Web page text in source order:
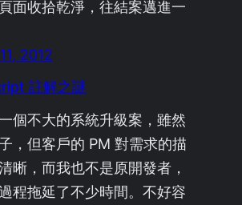
面收拾乾淨，往結案邁進一
2012
註解之謎
個不大的系統升級案，雖然
，但客戶的 PM 對需求的描
晰，而我也不是原開發者，
程拖延了不少時間。不好容